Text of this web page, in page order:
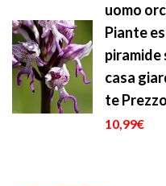
uomo
Piante
piramide
casa
te
10,99€